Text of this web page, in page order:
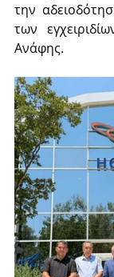
την
των
Ανάφης.